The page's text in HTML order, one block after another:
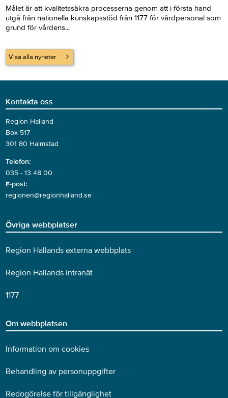
Målet är att kvalitetssäkra processerna genom att i första hand
utgå från nationella kunskapsstöd från 1177 för vårdpersonal som
grund för vårdens...
Visa alla nyheter
Kontakta oss
Region Halland
Box 517
301 80 Halmstad
Telefon:
035 - 13 48 00
E-post:
regionen@regionhalland.se
Övriga webbplatser
Region Hallands externa webbplats
Region Hallands intranät
1177
Om webbplatsen
Information om cookies
Behandling av personuppgifter
Redogörelse för tillgänglighet